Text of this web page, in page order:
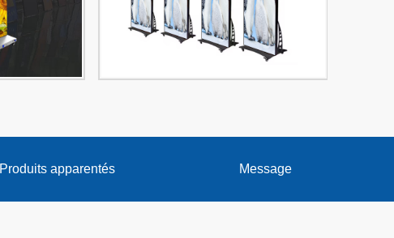
Produits apparentés Message